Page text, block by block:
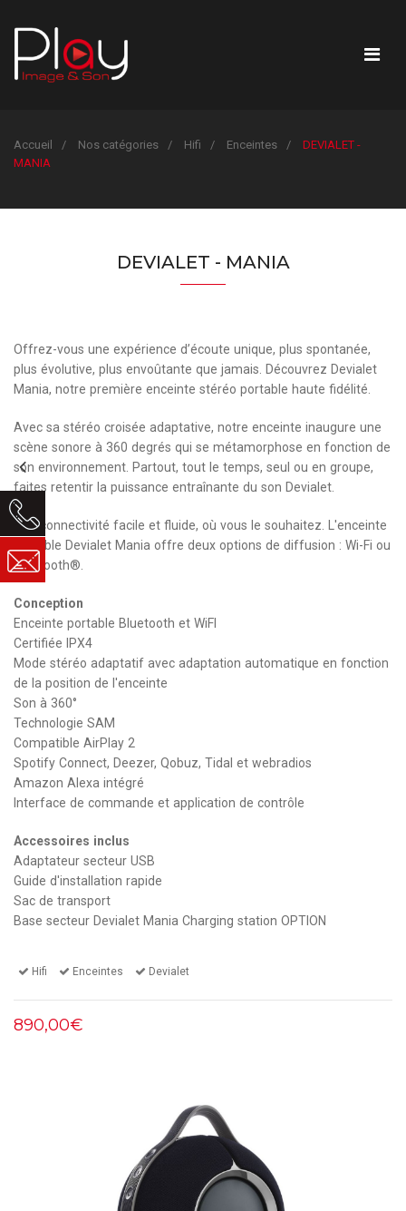
Accueil Nos catégories Hifi Enceintes
DEVIALET -
MANIA
DEVIALET - MANIA
Offrez-vous une expérience d’écoute unique, plus spontanée,
plus évolutive, plus envoûtante que jamais. Découvrez Devialet
Mania, notre première enceinte stéréo portable haute fidélité.
Avec sa stéréo croisée adaptative, notre enceinte inaugure une
scène sonore à 360 degrés qui se métamorphose en fonction de
son environnement. Partout, tout le temps, seul ou en groupe,
faites retentir la puissance entraînante du son Devialet.
Une connectivité facile et fluide, où vous le souhaitez. L'enceinte
portable Devialet Mania offre deux options de diffusion : Wi-Fi ou
Bluetooth®.
Conception
Enceinte portable Bluetooth et WiFI
Certifiée IPX4
Mode stéréo adaptatif avec adaptation automatique en fonction
de la position de l'enceinte
Son à 360°
Technologie SAM
Compatible AirPlay 2
Spotify Connect, Deezer, Qobuz, Tidal et webradios
Amazon Alexa intégré
Interface de commande et application de contrôle
Accessoires inclus
Adaptateur secteur USB
Guide d'installation rapide
Sac de transport
Base secteur Devialet Mania Charging station OPTION
Hifi Enceintes Devialet
890,00€